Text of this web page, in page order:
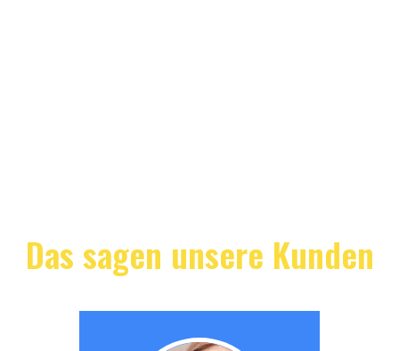
Das sagen unsere Kunden